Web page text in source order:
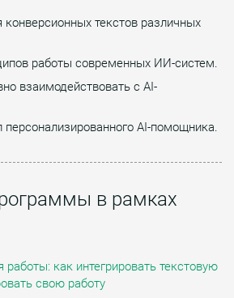
текстов различных
работы современных ИИ-систем.
взаимодействовать с AI-
персонализированного AI-помощника.
в рамках
как интегрировать текстовую
свою работу